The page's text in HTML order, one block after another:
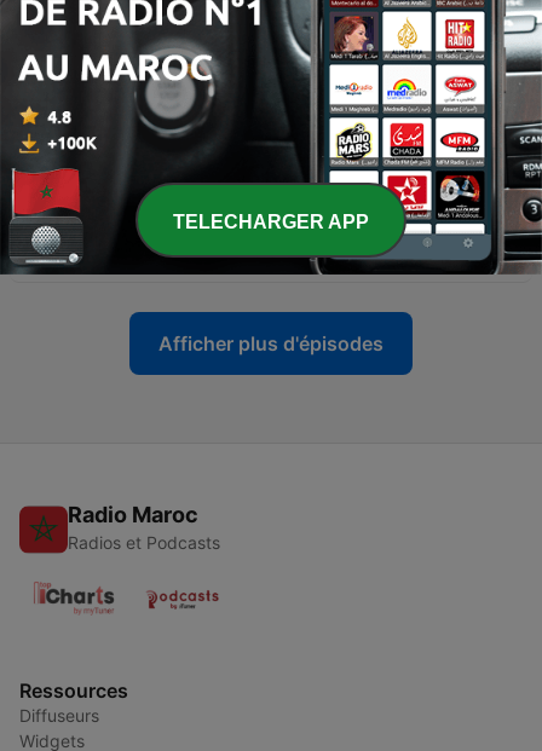
16 juil. 2026
422 - Ufaransa yaondolewa kwenye kombe la dunia
421 - Bara Ulaya linatathimini kudhibiti mitandao kwa
watoto
14 juil. 2026
420 - Nani atabeba kombe la dunia mwaka huu
13 juil. 2026
Afficher plus d'épisodes
Radio Maroc
Radios et Podcasts
Ressources
Diffuseurs
Widgets
TELECHARGER APP